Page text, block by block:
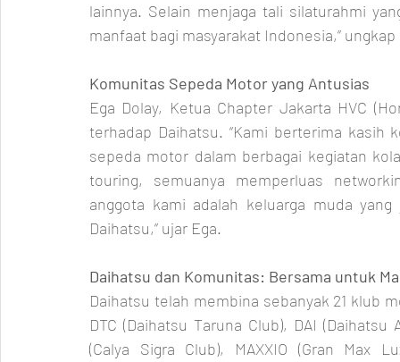
lainnya. Selain menjaga tali silaturahmi
manfaat bagi masyarakat Indonesia,” ungkap
Komunitas Sepeda Motor yang Antusias
Ega Dolay, Ketua Chapter Jakarta HVC
terhadap Daihatsu. “Kami berterima kasih
sepeda motor dalam berbagai kegiatan
touring, semuanya memperluas
anggota kami adalah keluarga muda
Daihatsu,” ujar Ega.
Daihatsu dan Komunitas: Bersama untuk
Daihatsu telah membina sebanyak 21 klub
DTC (Daihatsu Taruna Club), DAI
(Calya Sigra Club), MAXXIO (Gran Max